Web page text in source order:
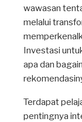
wawasan
melalui
Investasi
apa dan
Terdapat
pentingnya